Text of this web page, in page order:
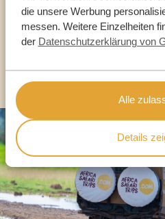
die unsere Werbung
messen. Weitere Einzelheiten
der Datenschutzerklärung von
Alle
Details
DE:+49